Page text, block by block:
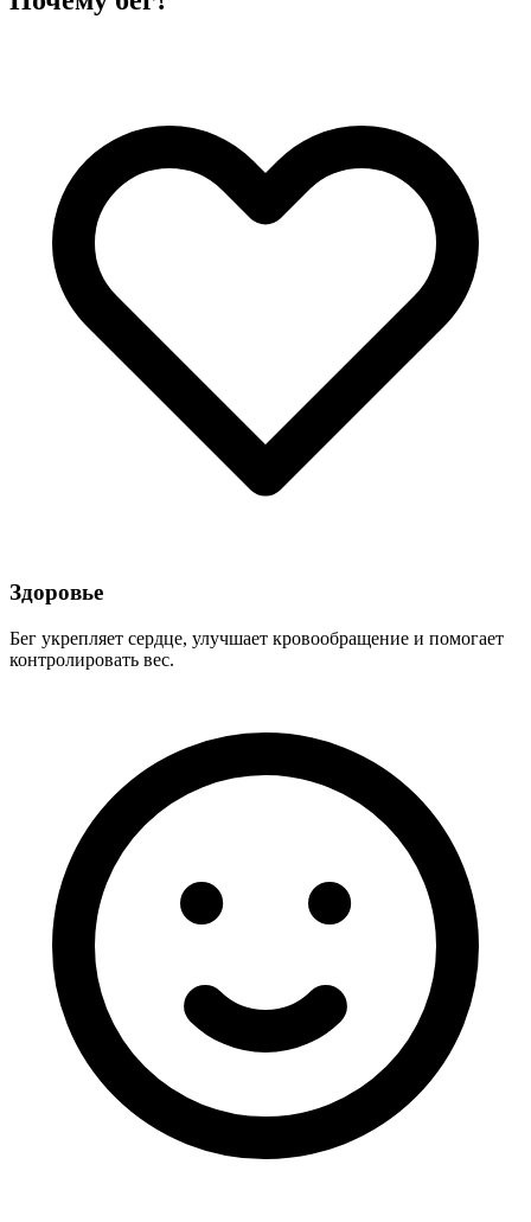
Здоровье
Бег укрепляет сердце, улучшает кровообращение и помогает
контролировать вес.